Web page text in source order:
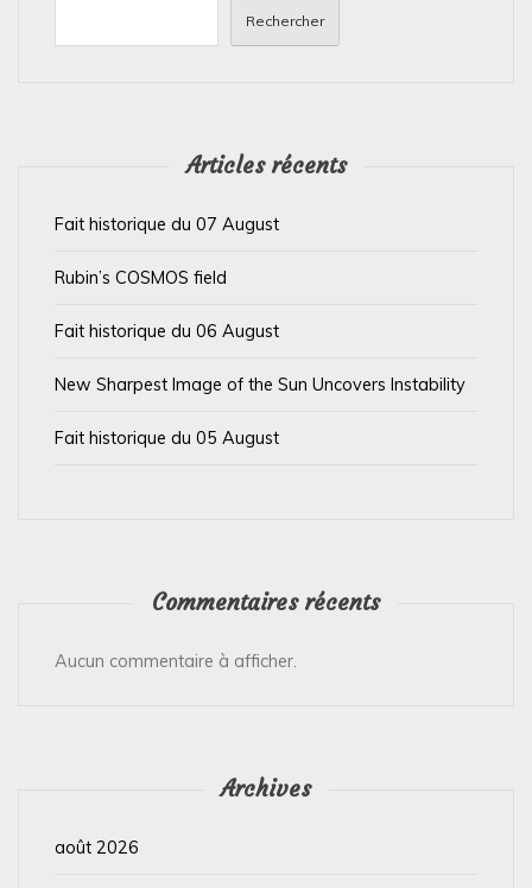
Rechercher
Articles récents
Fait historique du 07 August
Rubin’s COSMOS field
Fait historique du 06 August
New Sharpest Image of the Sun Uncovers Instability
Fait historique du 05 August
Commentaires récents
Aucun commentaire à afficher.
Archives
août 2026